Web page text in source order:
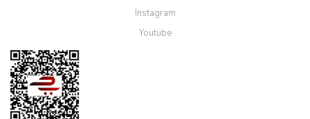
Instagram
Youtube